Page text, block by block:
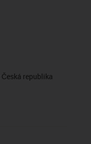
Česká republika